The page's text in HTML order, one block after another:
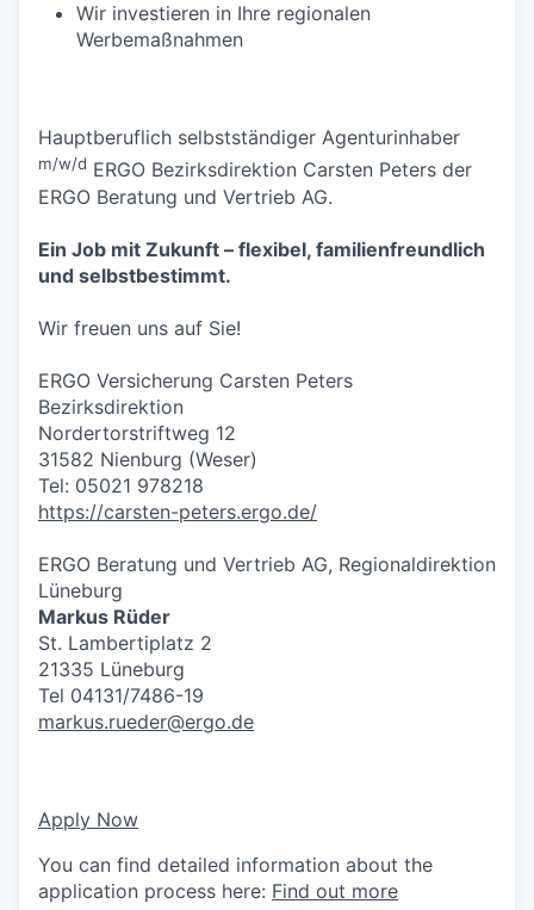
Wir investieren in Ihre regionalen
Werbemaßnahmen
Hauptberuflich selbstständiger Agenturinhaber
m/w/d ERGO Bezirksdirektion Carsten Peters der
ERGO Beratung und Vertrieb AG.
Ein Job mit Zukunft – flexibel, familienfreundlich
und selbstbestimmt.
Wir freuen uns auf Sie!
ERGO Versicherung Carsten Peters
Bezirksdirektion
Nordertorstriftweg 12
31582 Nienburg (Weser)
Tel: 05021 978218
https://carsten-peters.ergo.de/
ERGO Beratung und Vertrieb AG, Regionaldirektion
Lüneburg
Markus Rüder
St. Lambertiplatz 2
21335 Lüneburg
Tel 04131/7486-19
markus.rueder@ergo.de
Apply Now
You can find detailed information about the
application process here: Find out more